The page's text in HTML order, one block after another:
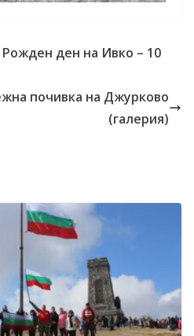
Рожден ден на Ивко – 10
почивка на Джурково
(галерия)